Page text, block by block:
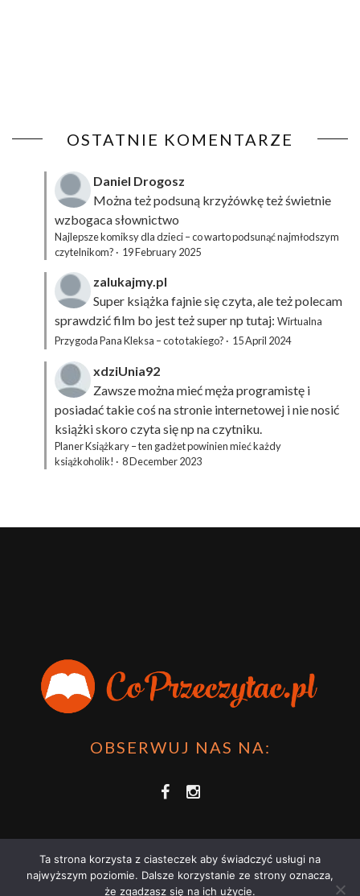
OSTATNIE KOMENTARZE
Daniel Drogosz
Można też podsuną krzyżówkęteż świetnie
wzbogaca słownictwo
Najlepsze komiksy dla dzieci – co warto podsunąć najmłodszym
czytelnikom? · 19 February 2025
zalukajmy.pl
Super książka fajnie się czyta, ale też polecam
sprawdzić film bo jest też super np tutaj: Wirtualna
Przygoda Pana Kleksa – co to takiego? · 15 April 2024
xdziUnia92
Zawsze można mieć męża programistę i
posiadać takie coś na stronie internetowej i nie nosić
książki skoro czyta się np na czytniku.
Planer Książkary – ten gadżet powinien mieć każdy
książkoholik! · 8 December 2023
OBSERWUJ NAS NA:
Ta strona korzysta z ciasteczek aby świadczyć usługi na
najwyższym poziomie. Dalsze korzystanie ze strony oznacza,
że zgadzasz się na ich użycie.